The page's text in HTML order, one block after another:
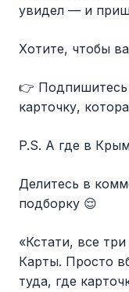
увидел — и
Хотите, чтобы
👉 Подпишитесь
карточку,
P.S. А где в
Делитесь в
подборку 😌
«Кстати, все
Карты. Просто
туда, где